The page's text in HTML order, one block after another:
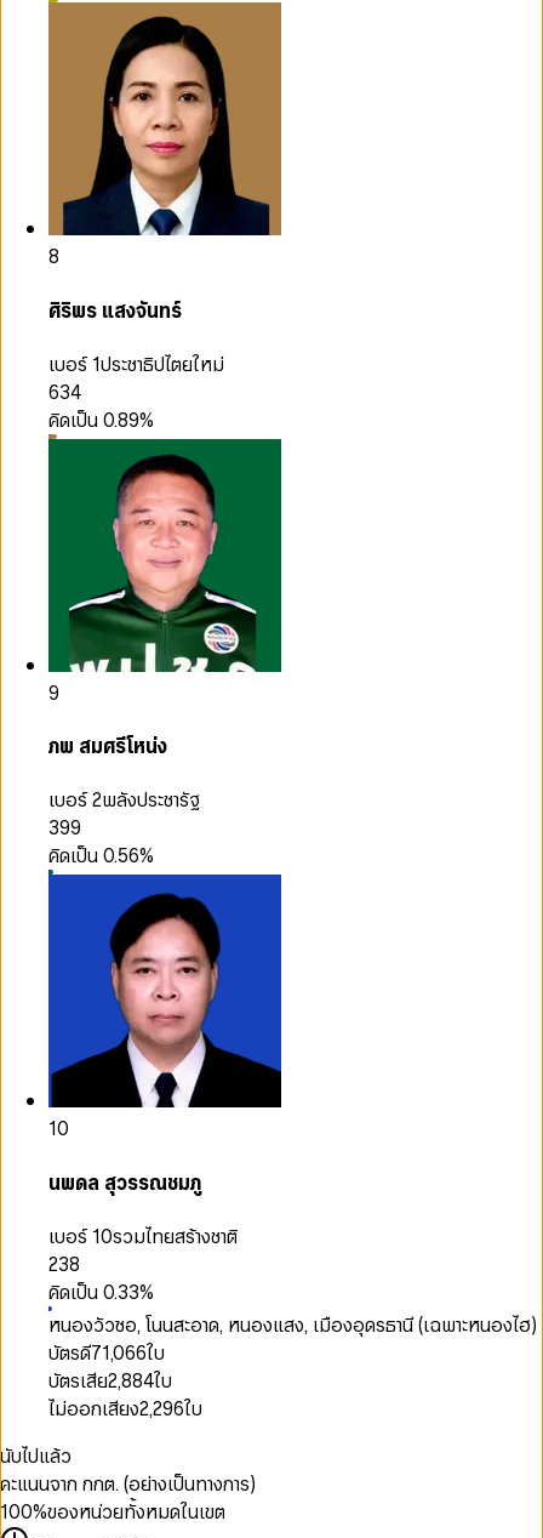
8
ศิริพร แสงจันทร์
เบอร์ 1ประชาธิปไตยใหม่
634
คิดเป็น0.89%
9
ภพ สมศรีโหน่ง
เบอร์ 2พลังประชารัฐ
399
คิดเป็น0.56%
10
นพดล สุวรรณชมภู
เบอร์ 10รวมไทยสร้างชาติ
238
คิดเป็น0.33%
หนองวัวซอ, โนนสะอาด, หนองแสง, เมืองอุดรธานี (เฉพาะหนองไฮ)
บัตรดี71,066ใบ
บัตรเสีย2,884ใบ
ไม่ออกเสียง2,296ใบ
นับไปแล้ว
คะแนนจาก กกต. (อย่างเป็นทางการ)
100%ของหน่วยทั้งหมดในเขต